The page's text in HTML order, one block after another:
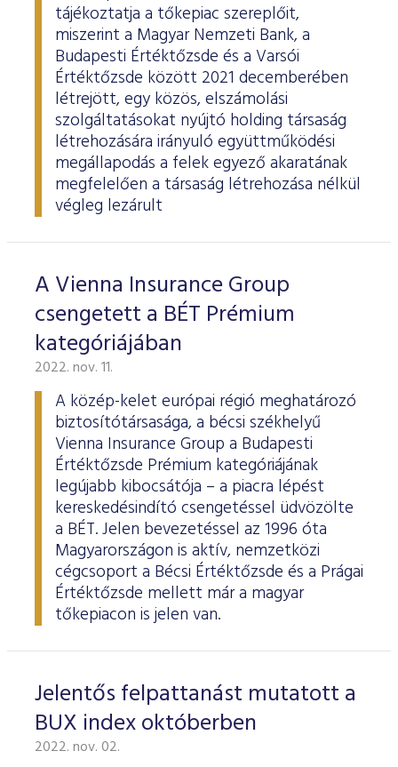
tájékoztatja a tőkepiac szereplőit,
miszerint a Magyar Nemzeti Bank, a
Budapesti Értéktőzsde és a Varsói
Értéktőzsde között 2021 decemberében
létrejött, egy közös, elszámolási
szolgáltatásokat nyújtó holding társaság
létrehozására irányuló együttműködési
megállapodás a felek egyező akaratának
megfelelően a társaság létrehozása nélkül
végleg lezárult
A Vienna Insurance Group
csengetett a BÉT Prémium
kategóriájában
2022. nov. 11.
A közép-kelet európai régió meghatározó
biztosítótársasága, a bécsi székhelyű
Vienna Insurance Group a Budapesti
Értéktőzsde Prémium kategóriájának
legújabb kibocsátója – a piacra lépést
kereskedésindító csengetéssel üdvözölte
a BÉT. Jelen bevezetéssel az 1996 óta
Magyarországon is aktív, nemzetközi
cégcsoport a Bécsi Értéktőzsde és a Prágai
Értéktőzsde mellett már a magyar
tőkepiacon is jelen van.
Jelentős felpattanást mutatott a
BUX index októberben
2022. nov. 02.